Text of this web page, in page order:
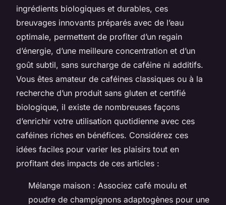
ingrédients biologiques et durables, ces
breuvages innovants préparés avec de l’eau
optimale, permettent de profiter d’un regain
d’énergie, d’une meilleure concentration et d’un
goût subtil, sans surcharge de caféine ni additifs.
Vous êtes amateur de caféines classiques ou à la
recherche d’un produit sans gluten et certifié
biologique, il existe de nombreuses façons
d’enrichir votre utilisation quotidienne avec ces
caféines riches en bénéfices. Considérez ces
idées faciles pour varier les plaisirs tout en
profitant des impacts de ces articles :
Mélange maison : Associez café moulu et
poudre de champignons adaptogènes pour une